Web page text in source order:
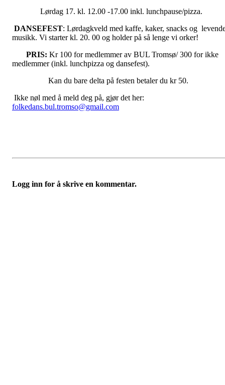
Lørdag 17. kl. 12.00 -17.00 inkl. lunchpause/pizza.
DANSEFEST: Lørdagkveld med kaffe, kaker, snacks og
musikk. Vi starter kl. 20. 00 og holder på så lenge vi orker!
PRIS: Kr 100 for medlemmer av BUL Tromsø/ 300 for ikke
medlemmer (inkl. lunchpizza og dansefest).
Kan du bare delta på festen betaler du kr 50.
Ikke nøl med å meld deg på, gjør det her:
folkedans.bul.tromso@gmail.com
Logg inn for å skrive en kommentar.